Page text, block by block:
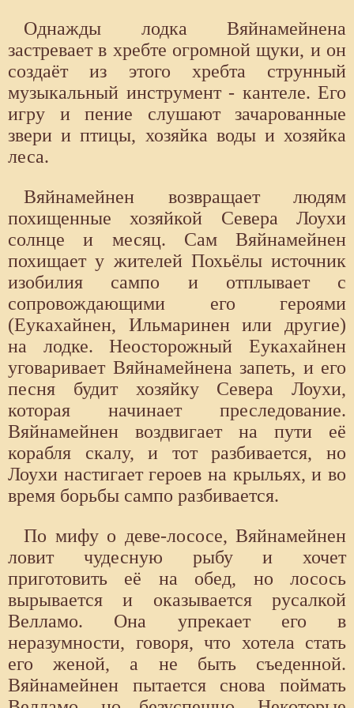
Однажды лодка Вяйнамейнена
застревает в хребте огромной щуки, и он
создаёт из этого хребта струнный
музыкальный инструмент - кантеле. Его
игру и пение слушают зачарованные
звери и птицы, хозяйка воды и хозяйка
леса.
Вяйнамейнен возвращает людям
похищенные хозяйкой Севера Лоухи
солнце и месяц. Сам Вяйнамейнен
похищает у жителей Похьёлы источник
изобилия сампо и отплывает с
сопровождающими его героями
(Еукахайнен, Ильмаринен или другие)
на лодке. Неосторожный Еукахайнен
уговаривает Вяйнамейнена запеть, и его
песня будит хозяйку Севера Лоухи,
которая начинает преследование.
Вяйнамейнен воздвигает на пути её
корабля скалу, и тот разбивается, но
Лоухи настигает героев на крыльях, и во
время борьбы сампо разбивается.
По мифу о деве-лососе, Вяйнамейнен
ловит чудесную рыбу и хочет
приготовить её на обед, но лосось
вырывается и оказывается русалкой
Велламо. Она упрекает его в
неразумности, говоря, что хотела стать
его женой, а не быть съеденной.
Вяйнамейнен пытается снова поймать